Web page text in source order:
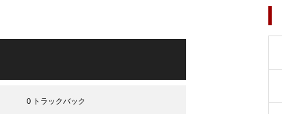
0 トラックバック